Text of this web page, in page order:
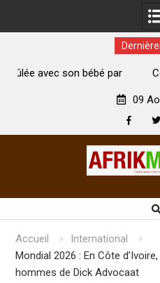
Coopération: Le ministre
09
Accueil
International
Mondial 2026 : En Côte
hommes de Dick Advocaat